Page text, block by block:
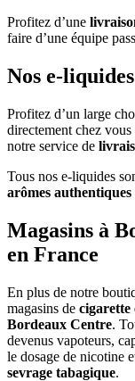
Profitez d’une
faire d’une équipe
Nos e-
Profitez d’un large
directement chez
notre service de
Tous nos e-liquides
arômes authentiques
Magasins à
en France
En plus de notre
magasins de cigarette
Bordeaux Centre.
devenus vapoteurs,
le dosage de nicotine
sevrage tabagique.